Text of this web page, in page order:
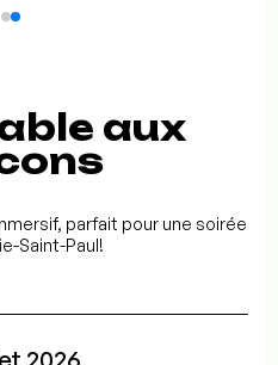
aux
parfait pour une soirée
Saint-Paul!